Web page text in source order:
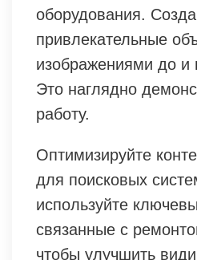
оборудования.
привлекательные
изображениями до и
Это наглядно
работу.
Оптимизируйте
для поисковых
используйте
связанные с
чтобы улучшить